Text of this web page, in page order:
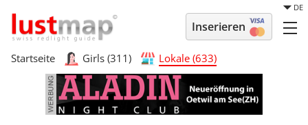
DE
Inserieren
Startseite Girls (311) Lokale (633)